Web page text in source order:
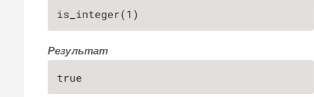
is_integer(1)
Результат
true